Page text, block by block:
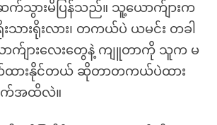
ားမိပြန်သည်။ သူ့ယောက်ျားက
ားရိုးလား၊ တကယ်ပဲ ယမင်း တခါ
ာက်ျားလေးတွေနဲ့ ကျူတာကို သူက မ
ားနိုင်တယ် ဆိုတာတကယ်ပဲထား
က်အထိလဲ။